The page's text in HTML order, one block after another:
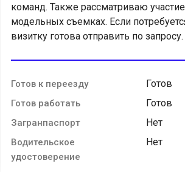
команд. Также рассматриваю
модельных съемках. Если
визитку готова отправить по запросу.
Готов к переезду Готов
Готов работать Готов
Загранпаспорт Нет
Водительское
удостоверение
Нет